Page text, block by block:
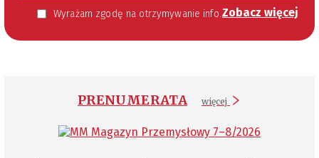
Wyrażam zgodę na otrzymywanie informacji handlowej kierowanej do mnie za pomocą środków komunikacji elektronicznej w szczególności poczty elektronicznej zgodnie z przepisem art. 10 ust 2 ustawy z dnia 18 lipca 2002 roku o świadczeniu usług drogą elektroniczną (Dz. U. 144 z 2002 r. poz. 1204). Zgoda jest dobrowolna, jednak jej wyrażenie jest konieczne, aby otrzymywać newsletter. Zobacz więcej
PRENUMERATA więcej